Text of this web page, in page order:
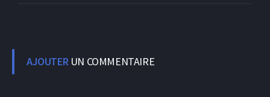
AJOUTERUN COMMENTAIRE